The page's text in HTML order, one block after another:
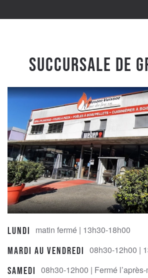
Succursale de
Lundi matin fermé | 13h30-18h00
Mardi au Vendredi 08h30-12h00 |
Samedi 08h30-12h00 | Fermé